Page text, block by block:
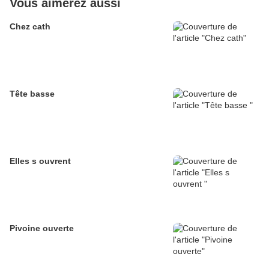
Vous aimerez aussi
Chez cath
Tête basse
Elles s ouvrent
Pivoine ouverte